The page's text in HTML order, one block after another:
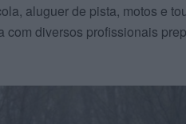
aluguer de pista, motos e
com diversos profissionais